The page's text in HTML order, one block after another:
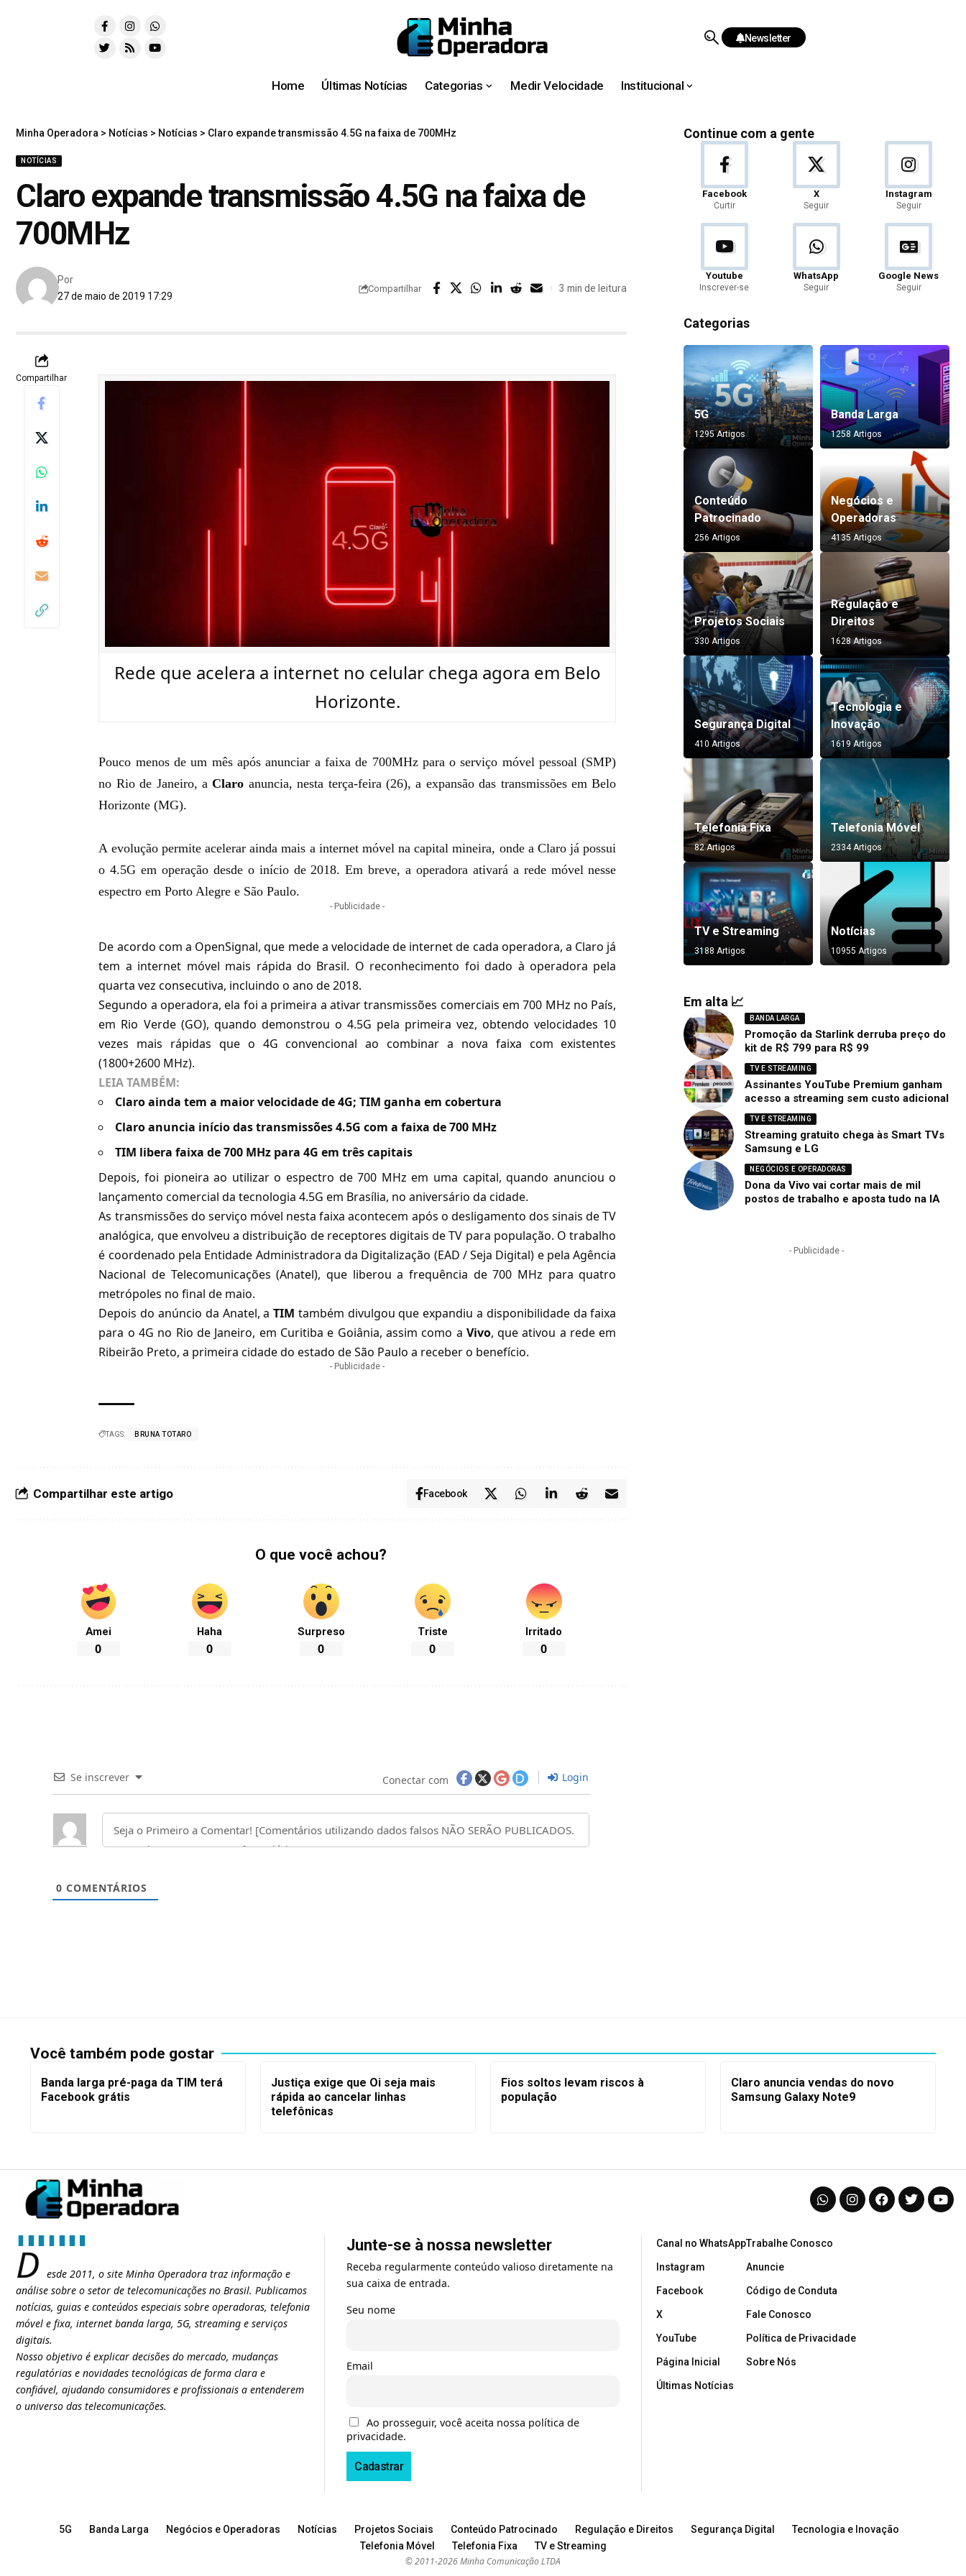
Newsletter
Home Últimas Notícias Categorias Medir Velocidade Institucional
Minha Operadora > Notícias > Notícias > Claro expande transmissão 4.5G na faixa de 700MHz
NOTÍCIAS
Claro expande transmissão 4.5G na faixa de
700MHz
27 de maio de 2019 17:29
Por
Compartilhar 3 min de leitura
Compartilhar
Rede que acelera a internet no celular chega agora em Belo
Horizonte.
Pouco menos de um mês após anunciar a faixa de 700MHz para o serviço móvel pessoal (SMP)
no Rio de Janeiro, a Claro anuncia, nesta terça-feira (26), a expansão das transmissões em Belo
Horizonte (MG).
A evolução permite acelerar ainda mais a internet móvel na capital mineira, onde a Claro já possui
o 4.5G em operação desde o início de 2018. Em breve, a operadora ativará a rede móvel nesse
espectro em Porto Alegre e São Paulo.
- Publicidade -
De acordo com a OpenSignal, que mede a velocidade de internet de cada operadora, a Claro já
tem a internet móvel mais rápida do Brasil. O reconhecimento foi dado à operadora pela
quarta vez consecutiva, incluindo o ano de 2018.
Segundo a operadora, ela foi a primeira a ativar transmissões comerciais em 700 MHz no País,
em Rio Verde (GO), quando demonstrou o 4.5G pela primeira vez, obtendo velocidades 10
vezes mais rápidas que o 4G convencional ao combinar a nova faixa com existentes
(1800+2600 MHz).
LEIA TAMBÉM:
Claro ainda tem a maior velocidade de 4G; TIM ganha em cobertura
Claro anuncia início das transmissões 4.5G com a faixa de 700 MHz
TIM libera faixa de 700 MHz para 4G em três capitais
Depois, foi pioneira ao utilizar o espectro de 700 MHz em uma capital, quando anunciou o
lançamento comercial da tecnologia 4.5G em Brasília, no aniversário da cidade.
As transmissões do serviço móvel nesta faixa acontecem após o desligamento dos sinais de TV
analógica, que envolveu a distribuição de receptores digitais de TV para população. O trabalho
é coordenado pela Entidade Administradora da Digitalização (EAD / Seja Digital) e pela Agência
Nacional de Telecomunicações (Anatel), que liberou a frequência de 700 MHz para quatro
metrópoles no final de maio.
Depois do anúncio da Anatel, aTIM também divulgou que expandiu a disponibilidade da faixa
para o 4G no Rio de Janeiro, em Curitiba e Goiânia, assim como a Vivo, queativou a rede em
Ribeirão Preto, a primeira cidade do estado de São Paulo a receber o benefício.
- Publicidade -
TAGS: BRUNA TOTARO
Compartilhar este artigo Facebook
O que você achou?
Amei
0
Haha
0
Surpreso
0
Triste
0
Irritado
0
Se inscrever Conectar com Login
0 COMENTÁRIOS
Continue com a gente
Facebook
Curtir
X
Seguir
Instagram
Seguir
Youtube
Inscrever-se
WhatsApp
Seguir
Google News
Seguir
Categorias
5G
1295 Artigos
Banda Larga
1258 Artigos
Conteúdo
Patrocinado
256 Artigos
Negócios e
Operadoras
4135 Artigos
Projetos Sociais
330 Artigos
Regulação e
Direitos
1628 Artigos
Segurança Digital
410 Artigos
Tecnologia e
Inovação
1619 Artigos
Telefonia Fixa
82 Artigos
Telefonia Móvel
2334 Artigos
TV e Streaming
3188 Artigos
Notícias
10955 Artigos
Em alta 📈
BANDA LARGA
Promoção da Starlink derruba preço do
kit de R$ 799 para R$ 99
TV E STREAMING
Assinantes YouTube Premium ganham
acesso a streaming sem custo adicional
TV E STREAMING
Streaming gratuito chega às Smart TVs
Samsung e LG
NEGÓCIOS E OPERADORAS
Dona da Vivo vai cortar mais de mil
postos de trabalho e aposta tudo na IA
- Publicidade -
Você também pode gostar
Banda larga pré-paga da TIM terá
Facebook grátis
Justiça exige que Oi seja mais
rápida ao cancelar linhas
telefônicas
Fios soltos levam riscos à
população
Claro anuncia vendas do novo
Samsung Galaxy Note9
D esde 2011, o site Minha Operadora traz informação e
análise sobre o setor de telecomunicações no Brasil. Publicamos
notícias, guias e conteúdos especiais sobre operadoras, telefonia
móvel e fixa, internet banda larga, 5G, streaming e serviços
digitais.
Nosso objetivo é explicar decisões do mercado, mudanças
regulatórias e novidades tecnológicas de forma clara e
confiável, ajudando consumidores e profissionais a entenderem
o universo das telecomunicações.
Junte-se à nossa newsletter
Receba regularmente conteúdo valioso diretamente na
sua caixa de entrada.
Seu nome
Email
Ao prosseguir, você aceita nossa política de
privacidade.
Canal no WhatsApp
Instagram
Facebook
X
YouTube
Página Inicial
Últimas Notícias
Trabalhe Conosco
Anuncie
Código de Conduta
Fale Conosco
Política de Privacidade
Sobre Nós
5G Banda Larga Negócios e Operadoras Notícias Projetos Sociais Conteúdo Patrocinado Regulação e Direitos Segurança Digital
Tecnologia e Inovação
Telefonia Móvel
Telefonia Fixa TV e Streaming
© 2011-2026 Minha Comunicação LTDA